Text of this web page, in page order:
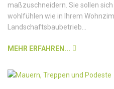
maßzuschneidern. Sie sollen
wohlfühlen wie in Ihrem
Landschaftsbaubetrieb...
MEHR ERFAHREN...